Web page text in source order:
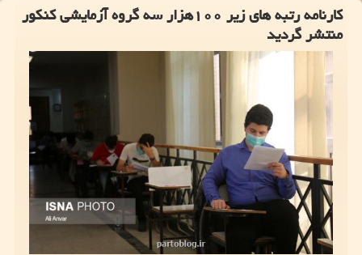
کارنامه رتبه های زیر ۱۰۰هزار سه گروه آزمایشی کنکور
منتشر گردید